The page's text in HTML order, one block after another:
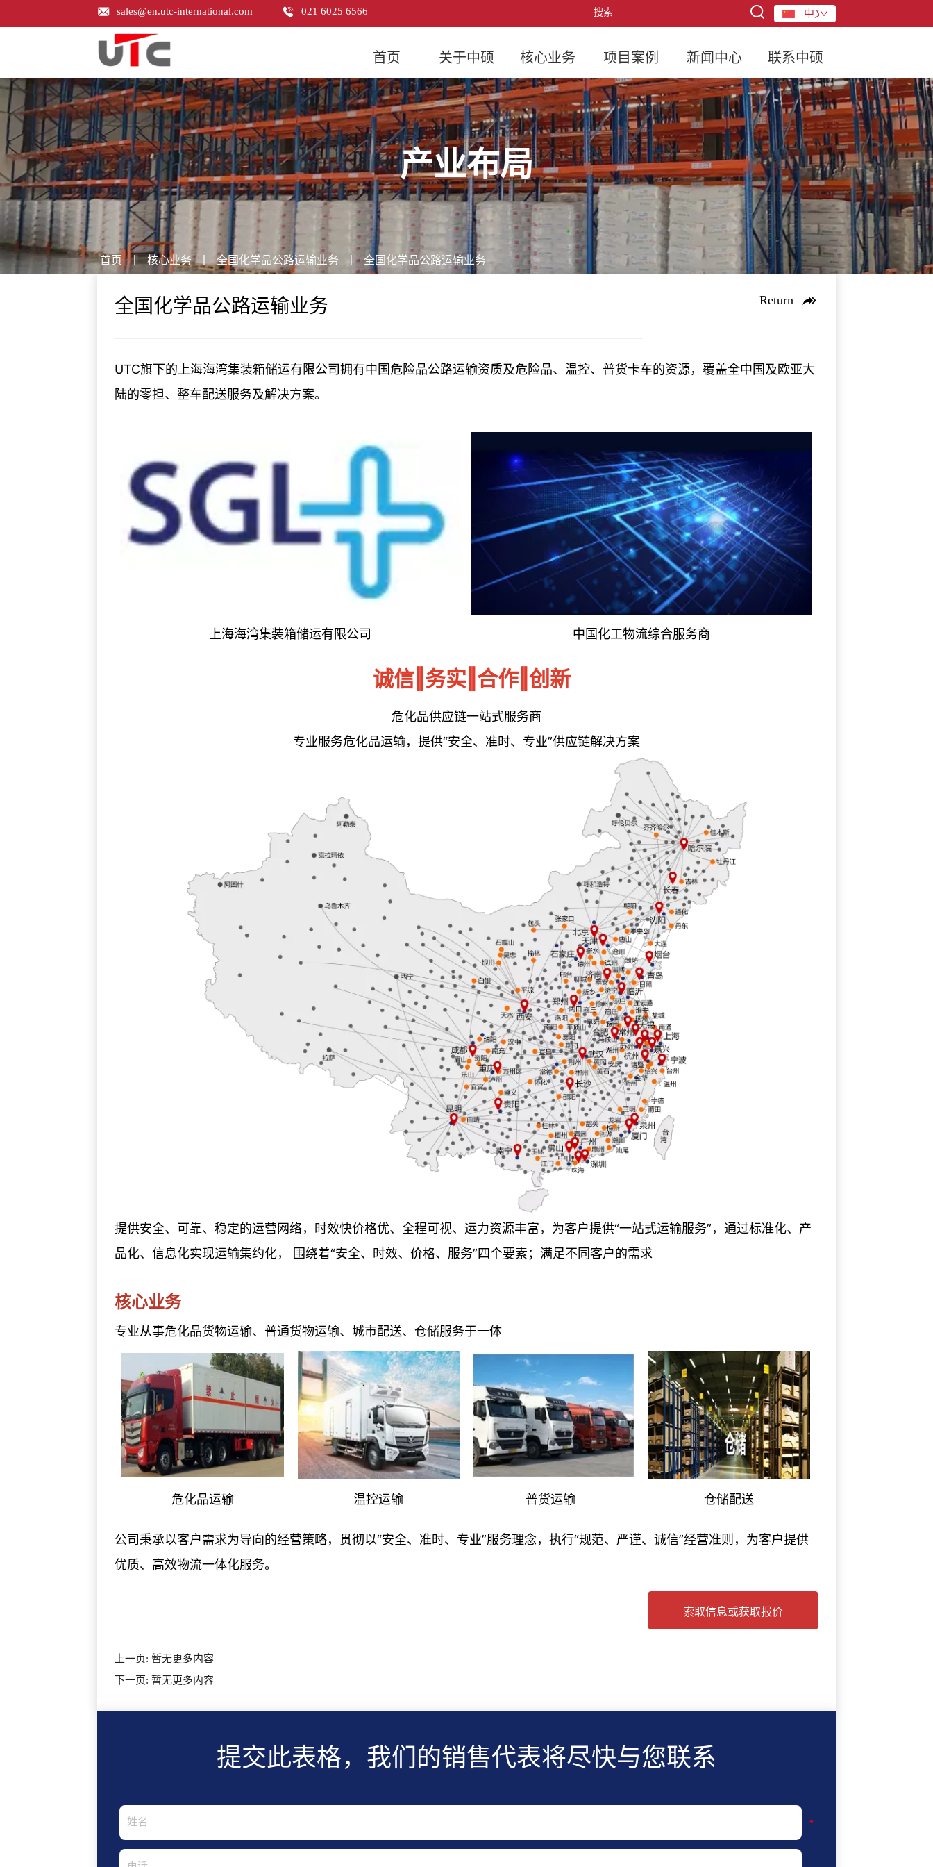
sales@en.utc-international.com 021 6025 6566 中文
首页 关于中硕 核心业务 项目案例 新闻中心 联系中硕
产业布局
首页 丨 核心业务 全国化学品公路运输业务 丨 全国化学品公路运输业务
全国化学品公路运输业务 Return
UTC旗下的上海海湾集装箱储运有限公司拥有中国危险品公路运输资质及危险品、温控、普货卡车的资源，覆盖全中国及欧亚大
陆的零担、整车配送服务及解决方案。
上海海湾集装箱储运有限公司 中国化工物流综合服务商
诚信‖务实‖合作‖创新
危化品供应链一站式服务商
专业服务危化品运输，提供“安全、准时、专业”供应链解决方案
提供安全、可靠、稳定的运营网络，时效快价格优、全程可视、运力资源丰富，为客户提供“一站式运输服务”，通过标准化、产
品化、信息化实现运输集约化， 围绕着“安全、时效、价格、服务”四个要素；满足不同客户的需求
核心业务
专业从事危化品货物运输、普通货物运输、城市配送、仓储服务于一体
危化品运输 温控运输 普货运输 仓储配送
公司秉承以客户需求为导向的经营策略，贯彻以“安全、准时、专业”服务理念，执行“规范、严谨、诚信”经营准则，为客户提供
优质、高效物流一体化服务。
索取信息或获取报价
上一页: 暂无更多内容
下一页: 暂无更多内容
提交此表格，我们的销售代表将尽快与您联系
*